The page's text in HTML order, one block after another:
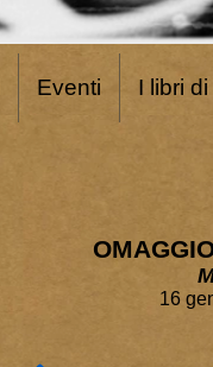
Eventi I libri
16